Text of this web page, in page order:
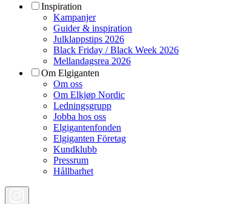
Inspiration
Kampanjer
Guider & inspiration
Julklappstips 2026
Black Friday / Black Week 2026
Mellandagsrea 2026
Om Elgiganten
Om oss
Om Elkjøp Nordic
Ledningsgrupp
Jobba hos oss
Elgigantenfonden
Elgiganten Företag
Kundklubb
Pressrum
Hållbarhet